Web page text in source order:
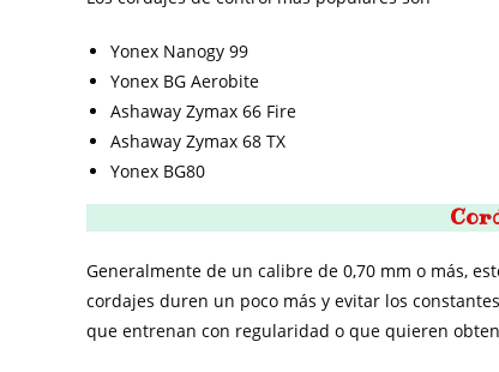
Yonex Nanogy 99
Yonex BG Aerobite
Ashaway Zymax 66 Fire
Ashaway Zymax 68 TX
Yonex BG80
Generalmente de un calibre de 0,70 mm o más,
cordajes duren un poco más y evitar los
que entrenan con regularidad o que quieren